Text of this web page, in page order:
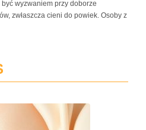
wyzwaniem przy doborze
zwłaszcza cieni do powiek. Osoby z